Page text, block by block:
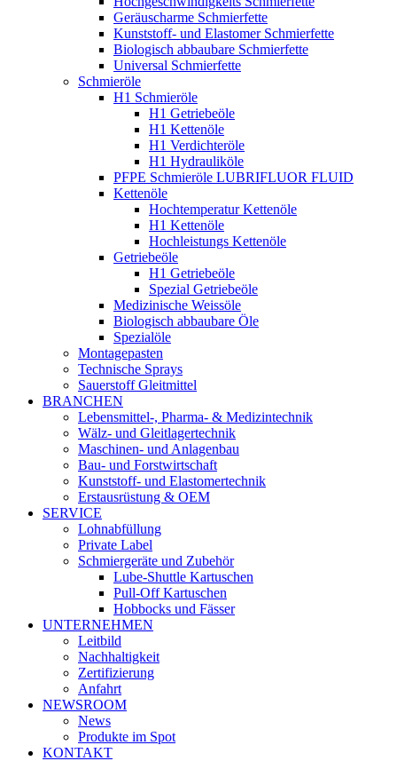
Geräuscharme Schmierfette
Kunststoff- und Elastomer Schmierfette
Biologisch abbaubare Schmierfette
Universal Schmierfette
Schmieröle
H1 Schmieröle
H1 Getriebeöle
H1 Kettenöle
H1 Verdichteröle
H1 Hydrauliköle
PFPE Schmieröle LUBRIFLUOR FLUID
Kettenöle
Hochtemperatur Kettenöle
H1 Kettenöle
Hochleistungs Kettenöle
Getriebeöle
H1 Getriebeöle
Spezial Getriebeöle
Medizinische Weissöle
Biologisch abbaubare Öle
Spezialöle
Montagepasten
Technische Sprays
Sauerstoff Gleitmittel
BRANCHEN
Lebensmittel-, Pharma- & Medizintechnik
Wälz- und Gleitlagertechnik
Maschinen- und Anlagenbau
Bau- und Forstwirtschaft
Kunststoff- und Elastomertechnik
Erstausrüstung & OEM
SERVICE
Lohnabfüllung
Private Label
Schmiergeräte und Zubehör
Lube-Shuttle Kartuschen
Pull-Off Kartuschen
Hobbocks und Fässer
UNTERNEHMEN
Leitbild
Nachhaltigkeit
Zertifizierung
Anfahrt
NEWSROOM
News
Produkte im Spot
KONTAKT